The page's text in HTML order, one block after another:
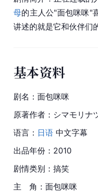
母的主人公"面包咪咪"
讲述的就是它和伙伴们
基本资料
剧名：面包咪咪
原著作者：シマモリナ
语言： 日语 中文字幕
出品年份：2010
剧情类别：搞笑
主　角：面包咪咪